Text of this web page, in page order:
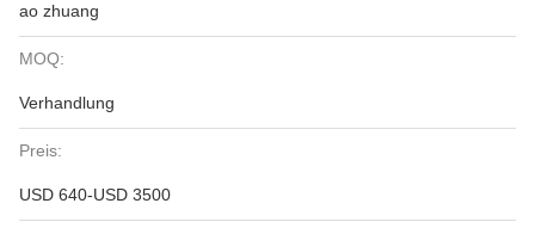
ao zhuang
MOQ:
Verhandlung
Preis:
USD 640-USD 3500